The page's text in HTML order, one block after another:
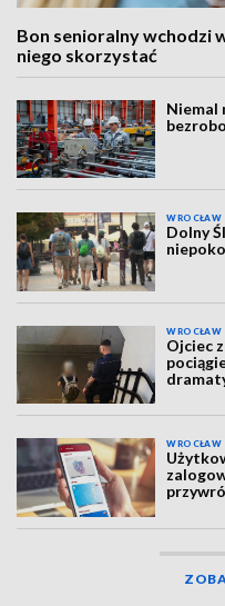
Bon senioralny wchodzi
niego skorzystać
Niemal
WROCŁAW
Dolny
WROCŁAW
Ojciec
WROCŁAW